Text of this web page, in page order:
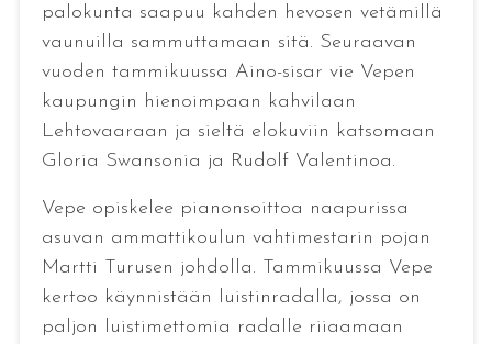
palokunta saapuu kahden hevosen vetämillä
vaunuilla sammuttamaan sitä. Seuraavan
vuoden tammikuussa Aino-sisar vie Vepen
kaupungin hienoimpaan kahvilaan
Lehtovaaraan ja sieltä elokuviin katsomaan
Gloria Swansonia ja Rudolf Valentinoa.
Vepe opiskelee pianonsoittoa naapurissa
asuvan ammattikoulun vahtimestarin pojan
Martti Turusen johdolla. Tammikuussa Vepe
kertoo käynnistään luistinradalla, jossa on
paljon luistimettomia radalle riiaamaan